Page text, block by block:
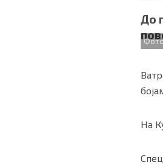
c
b
k
До
На
Услови